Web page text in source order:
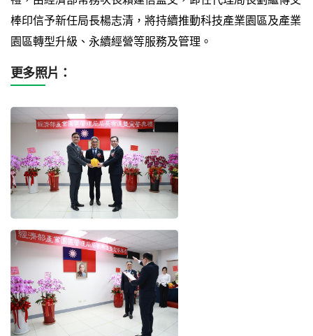
棒印信予新任局長楊志清，將持續推動科技產業園區及產業
園區轉型升級、永續經營等服務及管理。
更多照片：